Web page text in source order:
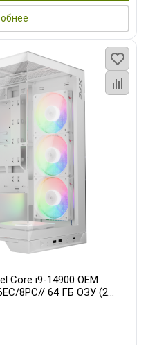
Core i9-14900 OEM
8PC// 64 ГБ ОЗУ (2
WATERFORCE